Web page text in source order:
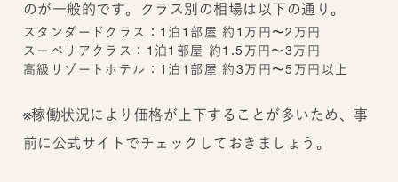
のが一般的です。クラス別の相場は以下の通り。
スタンダードクラス：1泊1部屋 約1万円〜2万円
スーペリアクラス：1泊1部屋 約1.5万円〜3万円
高級リゾートホテル：1泊1部屋 約3万円〜5万円以上
※稼働状況により価格が上下することが多いため、事
前に公式サイトでチェックしておきましょう。